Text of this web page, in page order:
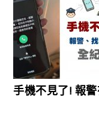
手機不見了! 報